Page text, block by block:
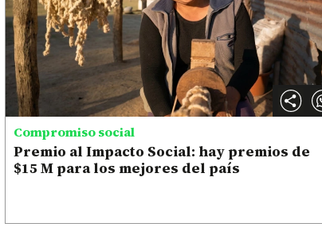
Compromiso social
Premio al Impacto Social: hay premios de
$15 M para los mejores del país